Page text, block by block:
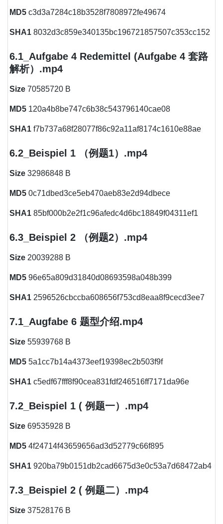
MD5 c3d3a7284c18b3528f7808972fe49674
SHA1 8032d3c859e340135bc196721857507c353cc152
6.1_Aufgabe 4 Redemittel (Aufgabe 4 套路
解析）.mp4
Size 70585720 B
MD5 120a4b8be747c6b38c543796140cae08
SHA1 f7b737a68f28077f86c92a11af8174c1610e88ae
6.2_Beispiel 1 （例题1）.mp4
Size 32986848 B
MD5 0c71dbed3ce5eb470aeb83e2d94dbece
SHA1 85bf000b2e2f1c96afedc4d6bc18849f04311ef1
6.3_Beispiel 2 （例题2）.mp4
Size 20039288 B
MD5 96e65a809d31840d08693598a048b399
SHA1 2596526cbccba608656f753cd8eaa8f9cecd3ee7
7.1_Augfabe 6 题型介绍.mp4
Size 55939768 B
MD5 5a1cc7b14a4373eef19398ec2b503f9f
SHA1 c5edf67fff8f90cea831fdf246516ff7171da96e
7.2_Beispiel 1 ( 例题一）.mp4
Size 69535928 B
MD5 4f24714f43659656ad3d52779c66f895
SHA1 920ba79b0151db2cad6675d3e0c53a7d68472ab4
7.3_Beispiel 2 ( 例题二）.mp4
Size 37528176 B